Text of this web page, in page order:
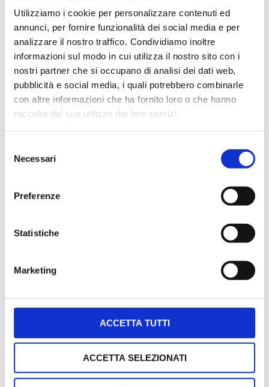
Utilizziamo i cookie per personalizzare contenuti ed
annunci, per fornire funzionalità dei social media e per
analizzare il nostro traffico. Condividiamo inoltre
informazioni sul modo in cui utilizza il nostro sito con i
nostri partner che si occupano di analisi dei dati web,
pubblicità e social media, i quali potrebbero combinarle
con altre informazioni che ha fornito loro o che hanno
raccolto dal suo utilizzo dei loro servizi.
delNecessari
Preferenze
Statistiche
Marketing
ACCETTA TUTTI
ACCETTA SELEZIONATI